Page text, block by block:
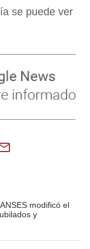
se puede ver
modificó el
y